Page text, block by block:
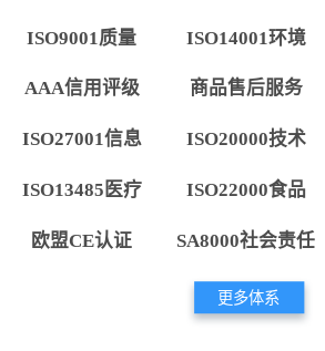
ISO9001质量 ISO14001环境
AAA信用评级 商品售后服务
ISO27001信息 ISO20000技术
ISO13485医疗 ISO22000食品
欧盟CE认证 SA8000社会责任
更多体系